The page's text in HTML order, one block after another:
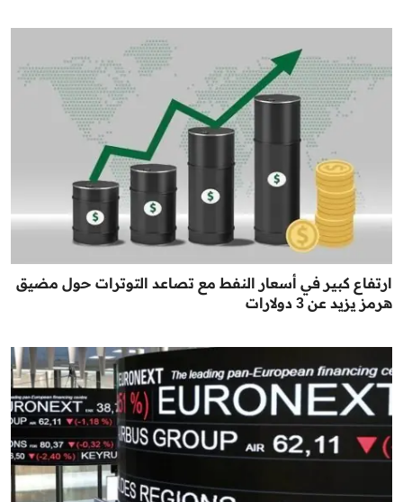
ارتفاع كبير في أسعار النفط مع تصاعد التوترات حول مضيق
هرمز يزيد عن 3 دولارات